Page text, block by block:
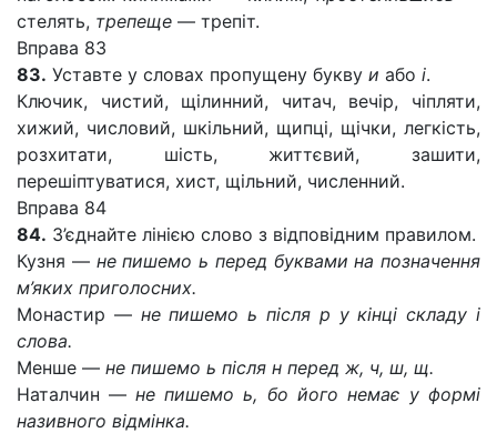
стелять, трепеще — трепіт.
Вправа 83
83. Уставте у словах пропущену букву и або і.
Ключик, чистий, щілинний, читач, вечір, чіпляти,
хижий, числовий, шкільний, щипці, щічки, легкість,
розхитати, шість, життєвий, зашити,
перешіптуватися, хист, щільний, численний.
Вправа 84
84. З’єднайте лінією слово з відповідним правилом.
Кузня — не пишемо ь перед буквами на позначення
м’яких приголосних.
Монастир — не пишемо ь після р у кінці складу і
слова.
Менше — не пишемо ь після н перед ж, ч, ш, щ.
Наталчин —не пишемо ь, бо його немає у формі
називного відмінка.